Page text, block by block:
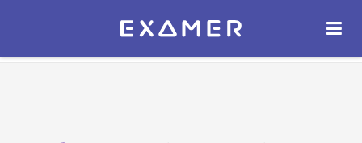
Экзамер — ЕГЭ 2027
ОТКРЫТЬ